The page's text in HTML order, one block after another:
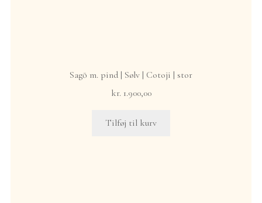
Sagō m. pind | Sølv | Cotoji | stor
kr.1.900,00
Tilføj til kurv